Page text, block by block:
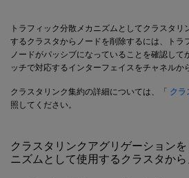
トラフィック分散メカニズムとしてクラスタリ
するクラスタからノードを削除するには、トラ
ノードがパッシブになっていることを確認して
ッチで対応するインターフェイスをチャネルか
クラスタリンク集約の詳細については、「 クラ
照してください。
クラスタリンクアグリゲーション
ニズムとして使用するクラスタか